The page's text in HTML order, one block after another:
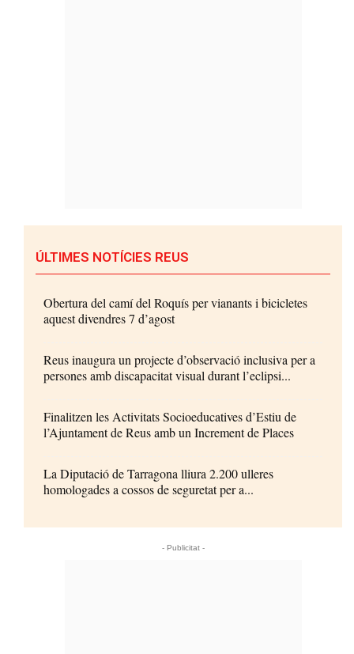
ÚLTIMES NOTÍCIES REUS
Obertura del camí del Roquís per vianants i bicicletes
aquest divendres 7 d’agost
Reus inaugura un projecte d’observació inclusiva per a
persones amb discapacitat visual durant l’eclipsi...
Finalitzen les Activitats Socioeducatives d’Estiu de
l’Ajuntament de Reus amb un Increment de Places
La Diputació de Tarragona lliura 2.200 ulleres
homologades a cossos de seguretat per a...
- Publicitat -